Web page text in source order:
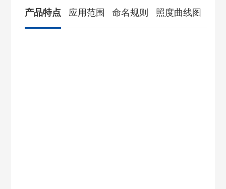
产品特点 应用范围 命名规则 照度曲线图